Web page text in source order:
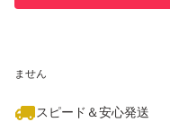
ません
スピード＆安心発送